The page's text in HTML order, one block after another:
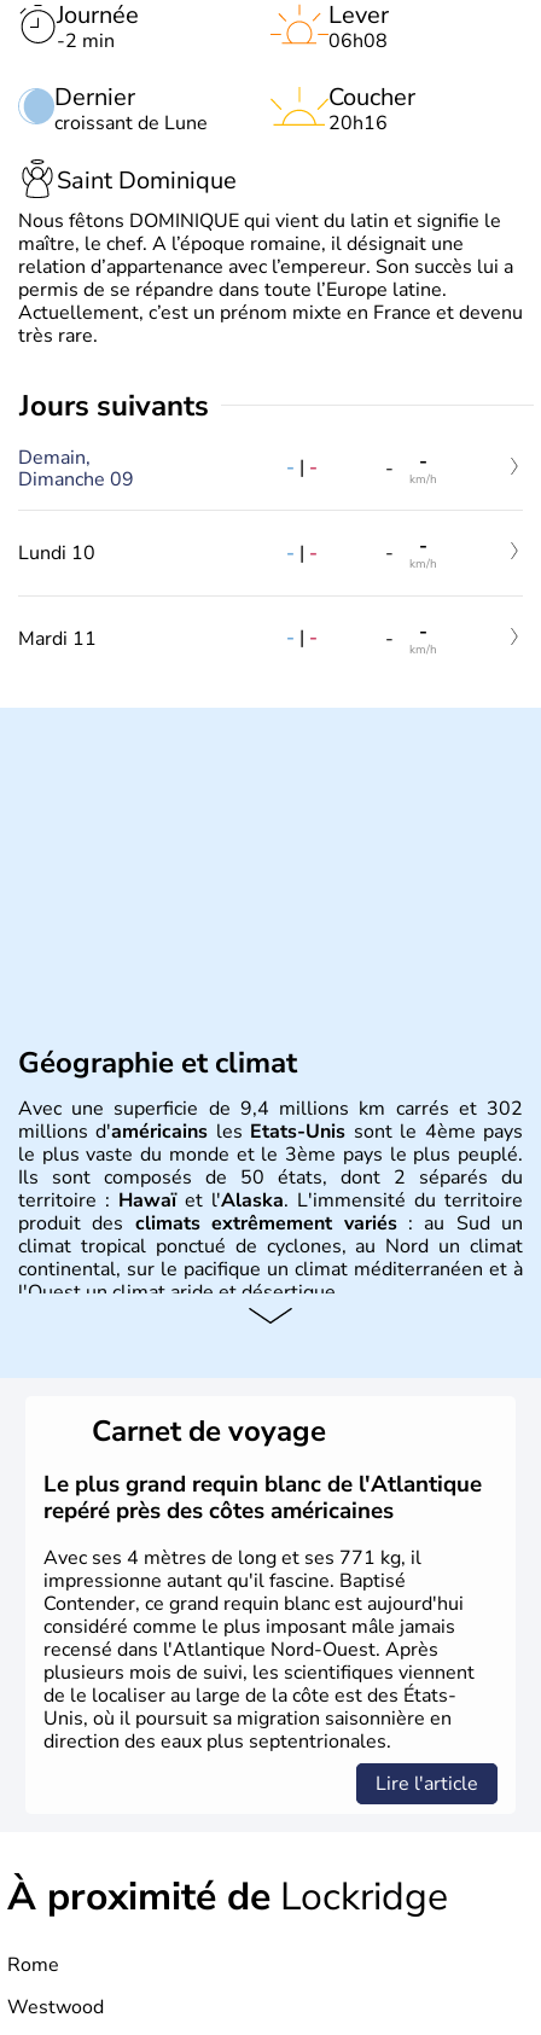
Journée
-2 min
Dernier
croissant de Lune
Lever
06h08
Coucher
20h16
Saint Dominique
Nous fêtons DOMINIQUE qui vient du latin et signifie le
maître, le chef. A l’époque romaine, il désignait une
relation d’appartenance avec l’empereur. Son succès lui a
permis de se répandre dans toute l’Europe latine.
Actuellement, c’est un prénom mixte en France et devenu
très rare.
jours suivants
Demain,
Dimanche 09
- | - - -
km/h
Lundi 10 - | - - -
km/h
Mardi 11 - | - - -
km/h
Géographie et climat
Avec une superficie de 9,4 millions km carrés et 302
millions d'américains les Etats-Unis sont le 4ème pays
le plus vaste du monde et le 3ème pays le plus peuplé.
Ils sont composés de 50 états, dont 2 séparés du
territoire : Hawaïet l'Alaska. L'immensité du territoire
produit des climats extrêmement variés: au Sud un
climat tropical ponctué de cyclones, au Nord un climat
continental, sur le pacifique un climat méditerranéen et à
l'Ouest un climat aride et désertique.
Plusieurs populations se sont succédées avant l'arrivée
des européens, suite à la découverte du continent par
Christophe Colomb en 1492. Les 13 colonies
britanniques proclament la Déclaration d'indépendance
en 1776 et adoptent leur première constitution en 1787.
La conquête de l'Ouest marque ensuite l'entrée dans une
phase de développement intense.
Carnet de voyage
Le plus grand requin blanc de l'Atlantique
repéré près des côtes américaines
Avec ses 4 mètres de long et ses 771 kg, il
impressionne autant qu'il fascine. Baptisé
Contender, ce grand requin blanc est aujourd'hui
considéré comme le plus imposant mâle jamais
recensé dans l'Atlantique Nord-Ouest. Après
plusieurs mois de suivi, les scientifiques viennent
de le localiser au large de la côte est des États-
Unis, où il poursuit sa migration saisonnière en
direction des eaux plus septentrionales.
Lire l'article
À proximité de Lockridge
Rome
Westwood